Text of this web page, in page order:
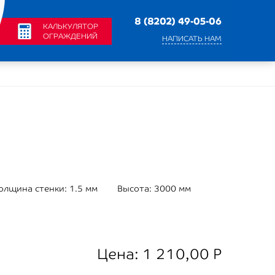
КАЛЬКУЛЯТОР
ОГРАЖДЕНИЙ
8 (8202) 49-05-06
НАПИСАТЬ НАМ
стенки: 1.5 мм Высота: 3000 мм
Цена: 1 210,00 Р